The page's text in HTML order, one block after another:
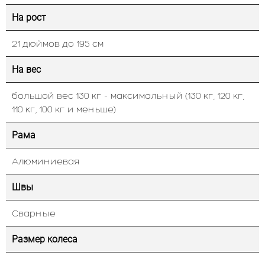
На рост
21 дюймов до 195 см
На вес
большой вес 130 кг - максимальный (130 кг, 120 кг,
110 кг, 100 кг и меньше)
Рама
Алюминиевая
Швы
Сварные
Размер колеса